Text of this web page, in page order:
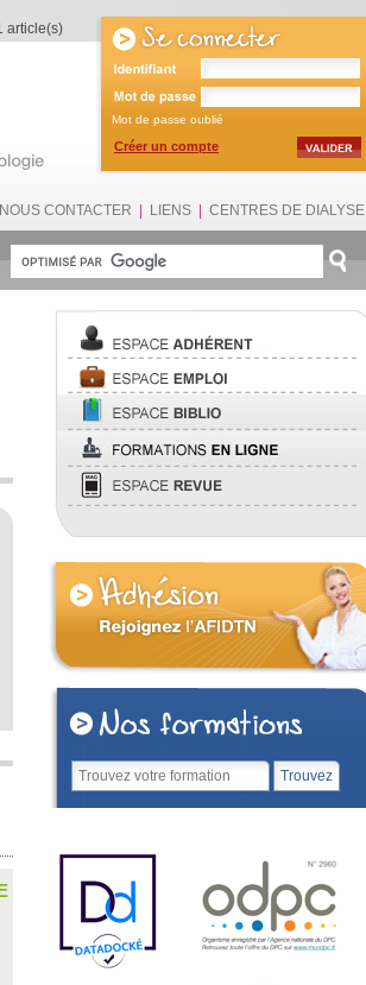
article(s)
Mot de passe oublié
Créer un compte
NOUS CONTACTER LIENS CENTRES DE DIALYSE